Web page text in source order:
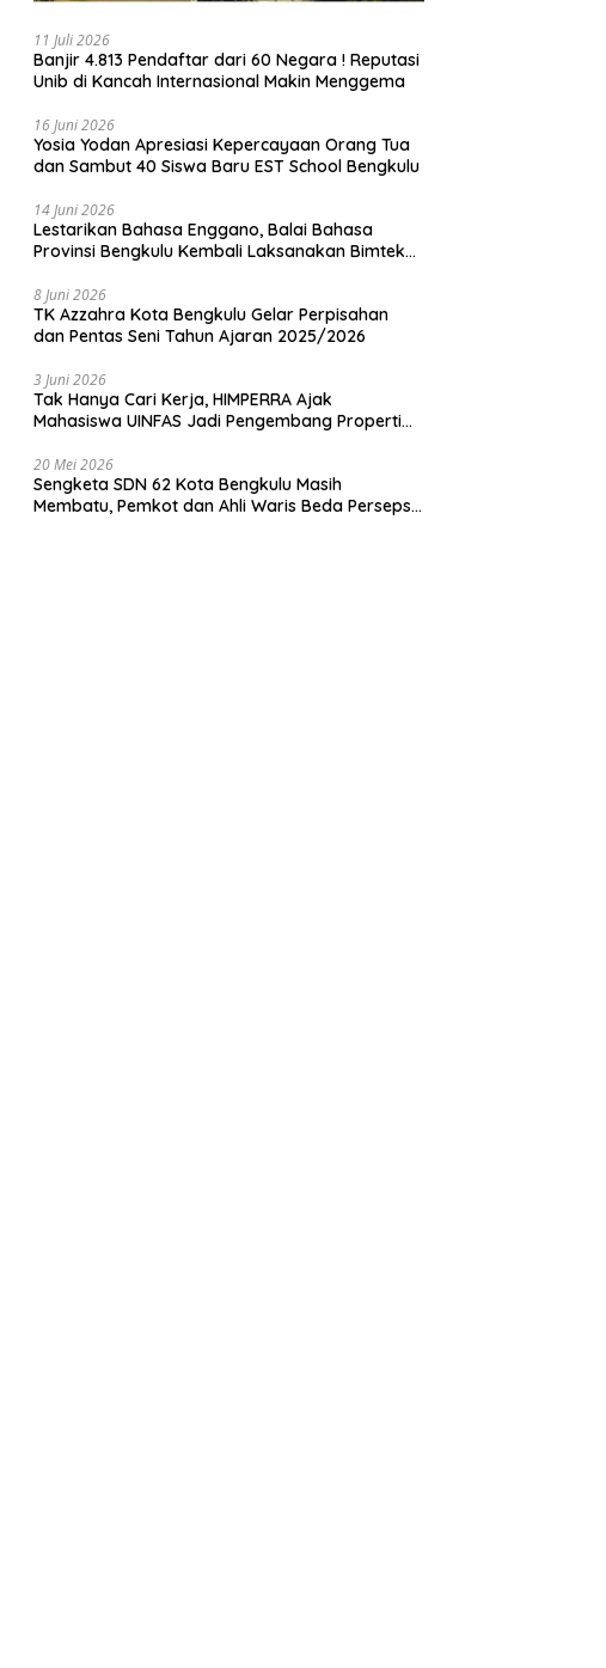
11 Juli 2026
Banjir 4.813 Pendaftar dari 60 Negara ! Reputasi
Unib di Kancah Internasional Makin Menggema
16 Juni 2026
‎Yosia Yodan Apresiasi Kepercayaan Orang Tua
dan Sambut 40 Siswa Baru EST School Bengkulu
14 Juni 2026
Lestarikan Bahasa Enggano, Balai Bahasa
Provinsi Bengkulu Kembali Laksanakan Bimtek
8 Juni 2026
TK Azzahra Kota Bengkulu Gelar Perpisahan
dan Pentas Seni Tahun Ajaran 2025/2026
3 Juni 2026
Tak Hanya Cari Kerja, HIMPERRA Ajak
Mahasiswa UINFAS Jadi Pengembang Properti
20 Mei 2026
Sengketa SDN 62 Kota Bengkulu Masih
Membatu, Pemkot dan Ahli Waris Beda Persepsi